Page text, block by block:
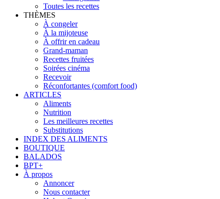
Toutes les recettes
THÈMES
À congeler
À la mijoteuse
À offrir en cadeau
Grand-maman
Recettes fruitées
Soirées cinéma
Recevoir
Réconfortantes (comfort food)
ARTICLES
Aliments
Nutrition
Les meilleures recettes
Substitutions
INDEX DES ALIMENTS
BOUTIQUE
BALADOS
BPT+
À propos
Annoncer
Nous contacter